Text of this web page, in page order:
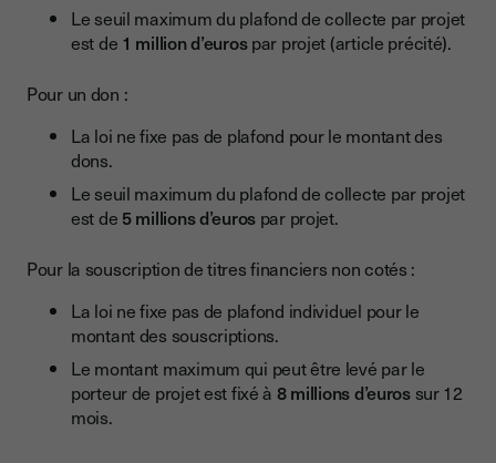
Le seuil maximum du plafond de collecte par projet
est de 1 million d’eurospar projet (article précité).
Pour un don :
La loi ne fixe pas de plafond pour le montant des
dons.
Le seuil maximum du plafond de collecte par projet
est de 5 millions d’euros par projet.
Pour la souscription de titres financiers non cotés :
La loi ne fixe pas de plafond individuel pour le
montant des souscriptions.
Le montant maximum qui peut être levé par le
porteur de projet est fixé à 8 millions d’eurossur 12
mois.